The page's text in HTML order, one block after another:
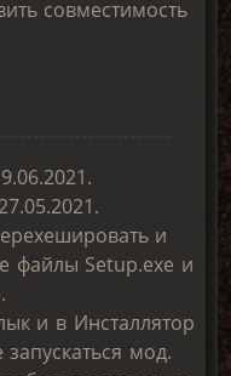
совместимость
и
файлы Setup.exe и
и в Инсталлятор
мод.